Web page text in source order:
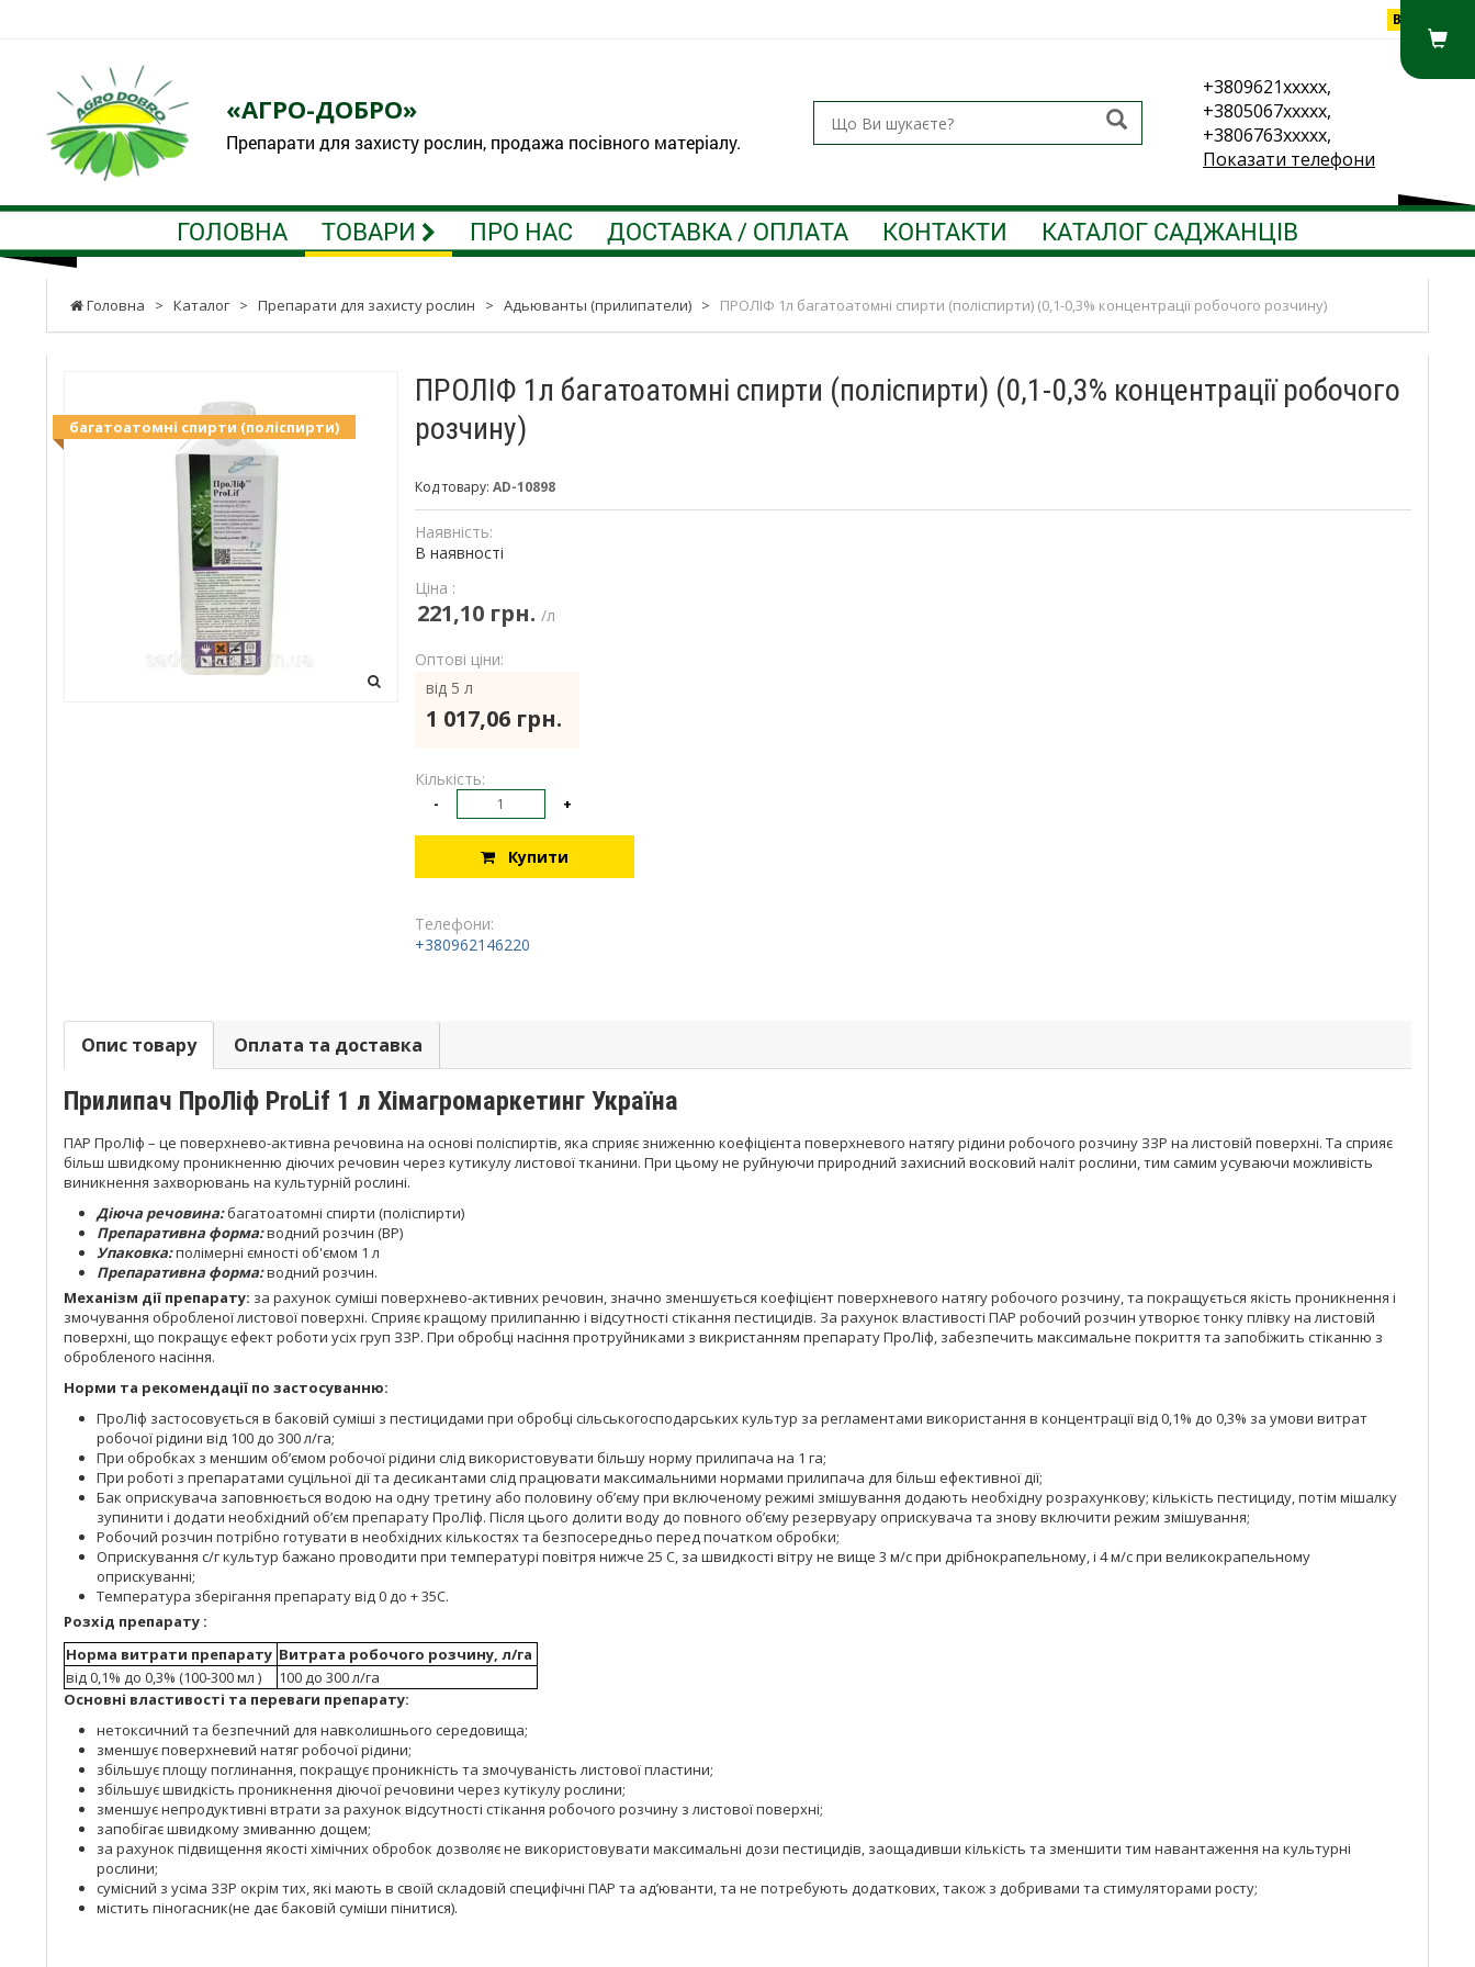
Вхід
«АГРО-ДОБРО»
Препарати для захисту рослин, продажа посівного матеріалу.
+3809621xxxxx,
+3805067xxxxx,
+3806763xxxxx,
Показати телефони
ГОЛОВНА ТОВАРИ ПРО НАС ДОСТАВКА / ОПЛАТА КОНТАКТИ КАТАЛОГ САДЖАНЦІВ
Головна > Каталог > Препарати для захисту рослин > Адьюванты (прилипатели) > ПРОЛІФ 1л багатоатомні спирти (поліспирти) (0,1-0,3% концентрації робочого розчину)
ПРОЛІФ 1л багатоатомні спирти (поліспирти) (0,1-0,3% концентрації робочого
розчину)
Код товару: AD-10898
багатоатомні спирти (поліспирти)
Наявність:
В наявності
Ціна :
221,10 грн. /л
Оптові ціни:
від 5 л
1 017,06 грн.
Кількість:
- +
Купити
Телефони:
+380962146220
Опис товару Оплата та доставка
Прилипач ПроЛіф ProLif 1 л Хімагромаркетинг Україна
ПАР ПроЛіф – це поверхнево-активна речовина на основі поліспиртів, яка сприяє зниженню коефіцієнта поверхневого натягу рідини робочого розчину ЗЗР на листовій поверхні. Та сприяє
більш швидкому проникненню діючих речовин через кутикулу листової тканини. При цьому не руйнуючи природний захисний восковий наліт рослини, тим самим усуваючи можливість
виникнення захворювань на культурній рослині.
Діюча речовина:багатоатомні спирти (поліспирти)
Препаративна форма:водний розчин (ВР)
Упаковка:полімерні ємності об'ємом 1 л
Препаративна форма:водний розчин.
Механізм дії препарату: за рахунок суміші поверхнево-активних речовин, значно зменшується коефіцієнт поверхневого натягу робочого розчину, та покращується якість проникнення і
змочування обробленої листової поверхні. Сприяє кращому прилипанню і відсутності стікання пестицидів. За рахунок властивості ПАР робочий розчин утворює тонку плівку на листовій
поверхні, що покращує ефект роботи усіх груп ЗЗР. При обробці насіння протруйниками з викристанням препарату ПроЛіф, забезпечить максимальне покриття та запобіжить стіканню з
обробленого насіння.
Норми та рекомендації по застосуванню:
ПроЛіф застосовується в баковій суміші з пестицидами при обробці сільськогосподарських культур за регламентами використання в концентрації від 0,1% до 0,3% за умови витрат
робочої рідини від 100 до 300 л/га;
При обробках з меншим об’ємом робочої рідини слід використовувати більшу норму прилипача на 1 га;
При роботі з препаратами суцільної дії та десикантами слід працювати максимальними нормами прилипача для більш ефективної дії;
Бак оприскувача заповнюється водою на одну третину або половину об’єму при включеному режимі змішування додають необхідну розрахункову; кількість пестициду, потім мішалку
зупинити і додати необхідний об’єм препарату ПроЛіф. Після цього долити воду до повного об’єму резервуару оприскувача та знову включити режим змішування;
Робочий розчин потрібно готувати в необхідних кількостях та безпосередньо перед початком обробки;
Оприскування с/г культур бажано проводити при температурі повітря нижче 25 С, за швидкості вітру не вище 3 м/с при дрібнокрапельному, і 4 м/с при великокрапельному
оприскуванні;
Температура зберігання препарату від 0 до + 35С.
Розхід препарату :
Норма витрати препарату Витрата робочого розчину, л/га
від 0,1% до 0,3% (100-300 мл )
100 до 300 л/га
Основні властивості та переваги препарату:
нетоксичний та безпечний для навколишнього середовища;
зменшує поверхневий натяг робочої рідини;
збільшує площу поглинання, покращує проникність та змочуваність листової пластини;
збільшує швидкість проникнення діючої речовини через кутікулу рослини;
зменшує непродуктивні втрати за рахунок відсутності стікання робочого розчину з листової поверхні;
запобігає швидкому змиванню дощем;
за рахунок підвищення якості хімічних обробок дозволяє не використовувати максимальні дози пестицидів, заощадивши кількість та зменшити тим навантаження на культурні
рослини;
сумісний з усіма ЗЗР окрім тих, які мають в своїй складовій специфічні ПАР та ад’юванти, та не потребують додаткових, також з добривами та стимуляторами росту;
містить піногасник(не дає баковій суміши пінитися).